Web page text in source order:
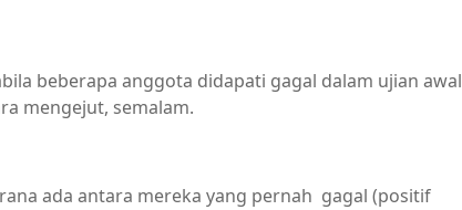
beberapa anggota didapati gagal dalam ujian awal
mengejut, semalam.
ada antara mereka yang pernah gagal (positif